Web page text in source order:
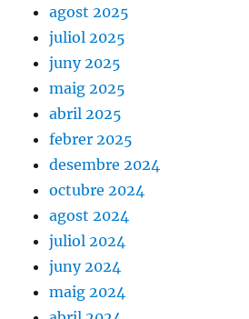
agost 2025
juliol 2025
juny 2025
maig 2025
abril 2025
febrer 2025
desembre 2024
octubre 2024
agost 2024
juliol 2024
juny 2024
maig 2024